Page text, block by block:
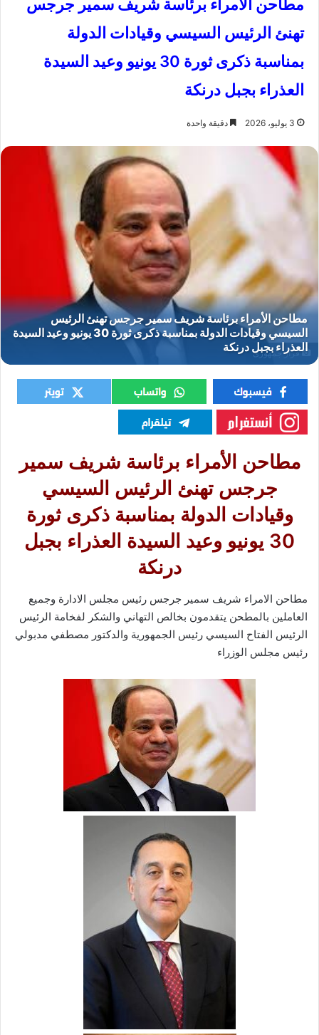
مطاحن الأمراء برئاسة شريف سمير جرجس
تهنئ الرئيس السيسي وقيادات الدولة
بمناسبة ذكرى ثورة 30 يونيو وعيد السيدة
العذراء بجبل درنكة
3 يوليو، 2026 دقيقة واحدة
قرار جمهورى
مطاحن الأمراء برئاسة شريف سمير
جرجس تهنئ الرئيس السيسي
وقيادات الدولة بمناسبة ذكرى ثورة
30 يونيو وعيد السيدة العذراء بجبل
درنكة
مطاحن الامراء شريف سمير جرجس رئيس مجلس الادارة وجميع
العاملين بالمطحن يتقدمون بخالص التهاني والشكر لفخامة الرئيس
الرئيس الفتاح السيسي رئيس الجمهورية والدكتور مصطفي مدبولي
رئيس مجلس الوزراء